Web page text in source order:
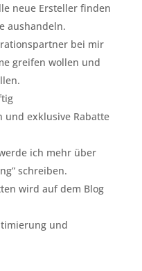
neue Ersteller finden
aushandeln.
bei mir
greifen wollen und
und exklusive Rabatte
ich mehr über
schreiben.
wird auf dem Blog
und